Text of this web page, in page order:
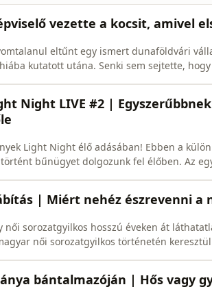
vezette a kocsit, amivel
eltűnt egy ismert dunaföldvári
kutatott utána. Senki sem sejtette,
vezetett egy évtizedeken át tartó barátság
Night LIVE #2 |
adásában! Ebben a különleges formátumban minden
bűnügyet dolgozunk fel élőben. Az
| Miért nehéz észrevenni a
hosszú éveken át láthatatlan? Ebben a
női sorozatgyilkos történetén
éltek, más ind
bántalmazóján | Hős vagy